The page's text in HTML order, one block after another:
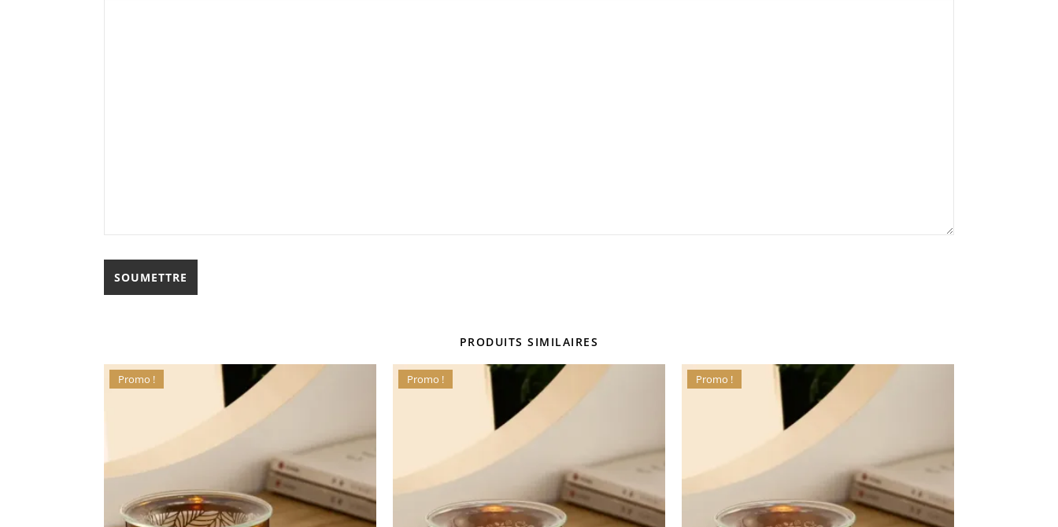
PRODUITS SIMILAIRES
Promo ! Promo ! Promo !